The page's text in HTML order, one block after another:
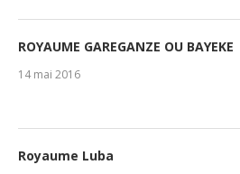
ROYAUME GAREGANZE OU BAYEKE
14 mai 2016
Royaume Luba